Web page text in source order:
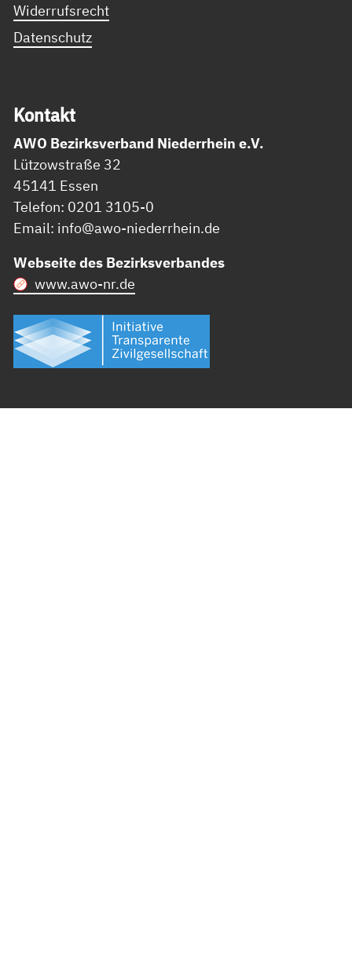
Widerrufsrecht
Datenschutz
Kon­takt
AWO Bezirksverband Niederrhein e.V.
Lützowstraße 32
45141 Essen
Telefon: 0201 3105-0
Email: info@awo-niederrhein.de
Webseite des Bezirksverbandes
www.awo-nr.de